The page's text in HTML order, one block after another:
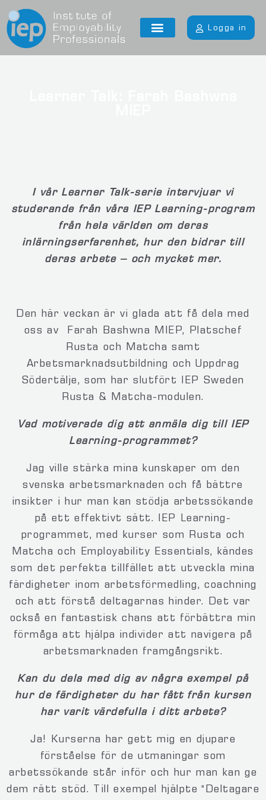
Logga in
I vår Learner Talk-serie intervjuar vi
studerande från våra IEP Learning-program
från hela världen om deras
inlärningserfarenhet, hur den bidrar till
deras arbete – och mycket mer.
Den här veckan är vi glada att få dela med
oss av Farah Bashwna MIEP, Platschef
Rusta och Matcha samt
Arbetsmarknadsutbildning och Uppdrag
Södertälje, som har slutfört IEP Sweden
Rusta & Matcha-modulen.
Vad motiverade dig att anmäla dig till IEP
Learning-programmet?
Jag ville stärka mina kunskaper om den
svenska arbetsmarknaden och få bättre
insikter i hur man kan stödja arbetssökande
på ett effektivt sätt. IEP Learning-
programmet, med kurser som Rusta och
Matcha och Employability Essentials, kändes
som det perfekta tillfället att utveckla mina
färdigheter inom arbetsförmedling, coachning
och att förstå deltagarnas hinder. Det var
också en fantastisk chans att förbättra min
förmåga att hjälpa individer att navigera på
arbetsmarknaden framgångsrikt.
Kan du dela med dig av några exempel på
hur de färdigheter du har fått från kursen
har varit värdefulla i ditt arbete?
Ja! Kurserna har gett mig en djupare
förståelse för de utmaningar som
arbetssökande står inför och hur man kan ge
dem rätt stöd. Till exempel hjälpte “Deltagare